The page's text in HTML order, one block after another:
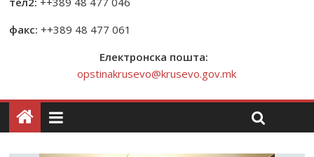
факс: ++389 48 477 061
Електронска пошта:
opstinakrusevo@krusevo.gov.mk